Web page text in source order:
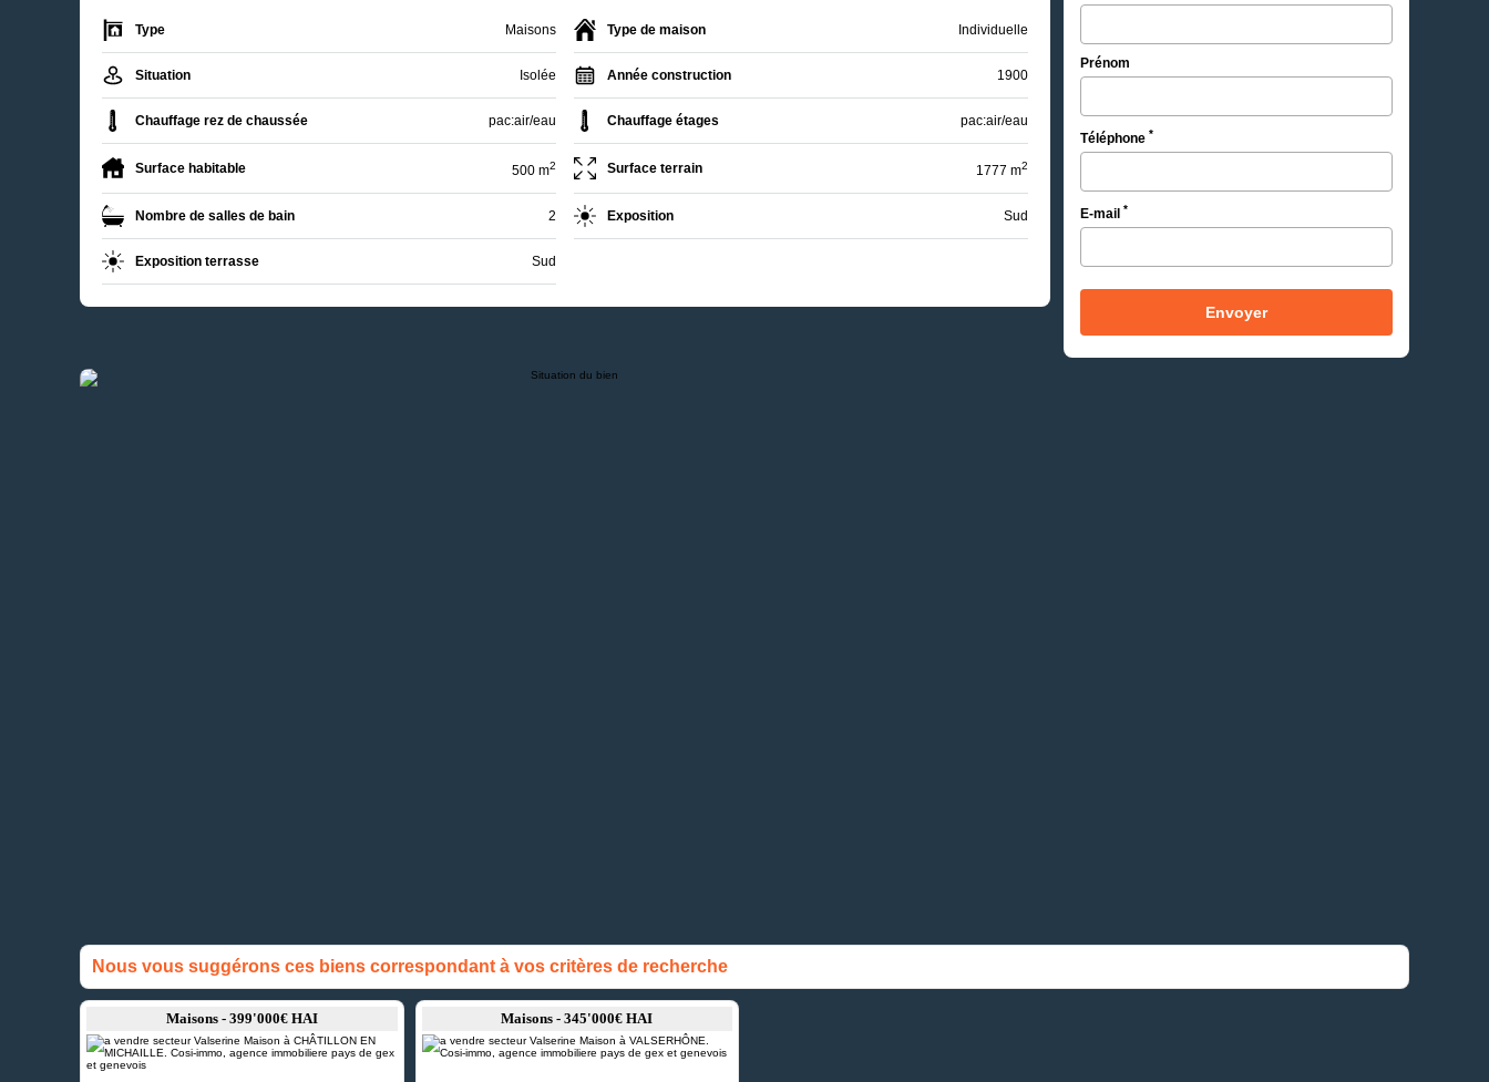
Type Maisons Type de maison Individuelle
Situation Isolée Année construction 1900
Chauffage rez de chaussée pac:air/eau Chauffage étages pac:air/eau
Surface habitable 500 m2 Surface terrain 1777 m2
Nombre de salles de bain 2 Exposition Sud
Exposition terrasse Sud
Prénom
Téléphone *
E-mail *
Envoyer
Nous vous suggérons ces biens correspondant à vos critères de recherche
Maisons - 399'000€ HAI Maisons - 345'000€ HAI